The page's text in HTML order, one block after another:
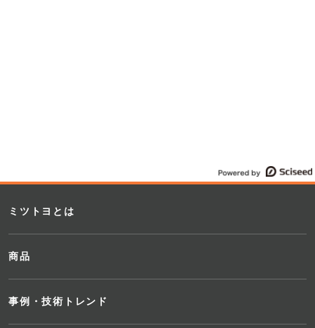
ミツトヨとは
商品
事例・技術トレンド